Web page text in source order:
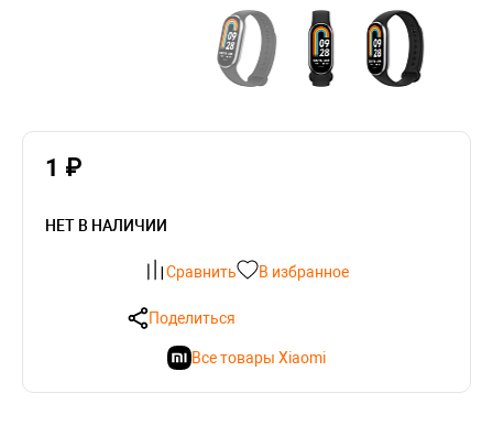
1 ₽
НЕТ В НАЛИЧИИ
Сравнить В избранное
Поделиться
Все товары Xiaomi